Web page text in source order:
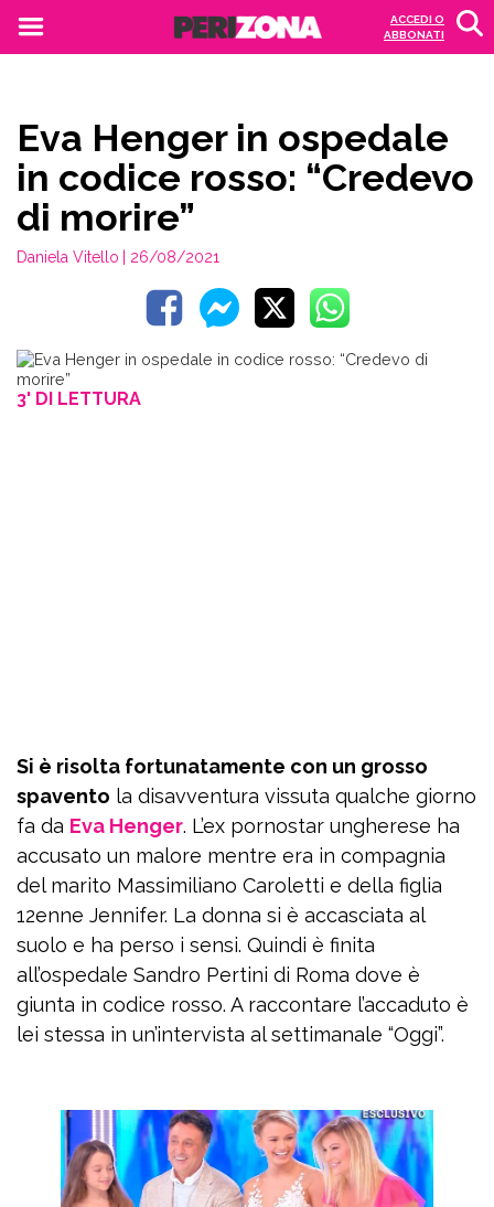
ACCEDI O
ABBONATI
Eva Henger in ospedale
in codice rosso: “Credevo
di morire”
Daniela Vitello | 26/08/2021
3' DI LETTURA
Si è risolta fortunatamente con un grosso
spavento la disavventura vissuta qualche giorno
fa da Eva Henger. L’ex pornostar ungherese ha
accusato un malore mentre era in compagnia
del marito Massimiliano Caroletti e della figlia
12enne Jennifer. La donna si è accasciata al
suolo e ha perso i sensi. Quindi è finita
all’ospedale Sandro Pertini di Roma dove è
giunta in codice rosso. A raccontare l’accaduto è
lei stessa in un’intervista al settimanale “Oggi”.